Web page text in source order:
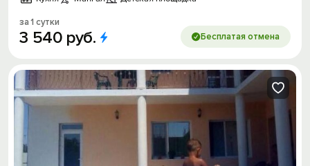
за 1 сутки
3 540 руб. Бесплатая отмена